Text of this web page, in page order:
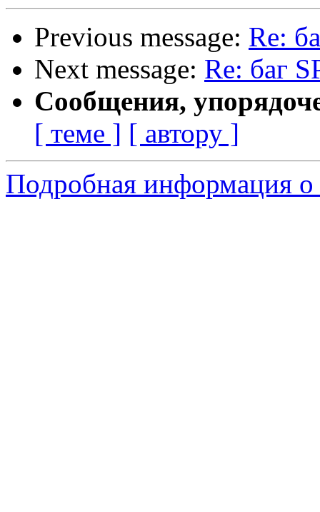
Previous message: Re:
Next message: Re: баг
Сообщения,
[ теме ] [ автору ]
Подробная информация